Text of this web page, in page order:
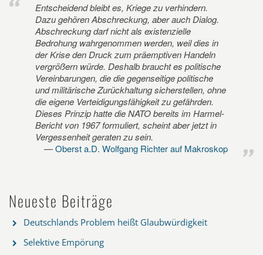
Entscheidend bleibt es, Kriege zu verhindern.
Dazu gehören Abschreckung, aber auch Dialog.
Abschreckung darf nicht als existenzielle
Bedrohung wahrgenommen werden, weil dies in
der Krise den Druck zum präemptiven Handeln
vergrößern würde. Deshalb braucht es politische
Vereinbarungen, die die gegenseitige politische
und militärische Zurückhaltung sicherstellen, ohne
die eigene Verteidigungsfähigkeit zu gefährden.
Dieses Prinzip hatte die NATO bereits im Harmel-
Bericht von 1967 formuliert, scheint aber jetzt in
Vergessenheit geraten zu sein.
Oberst a.D. Wolfgang Richter auf Makroskop
Neueste Beiträge
Deutschlands Problem heißt Glaubwürdigkeit
Selektive Empörung